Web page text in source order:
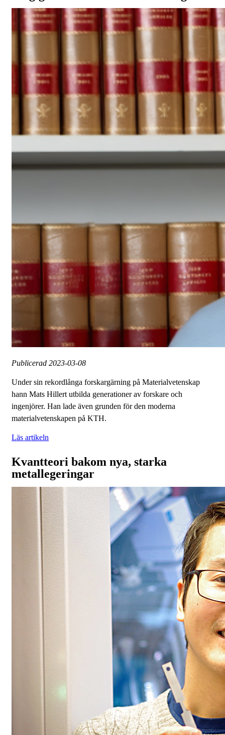
Publicerad 2023-03-08
Under sin rekordlånga forskargärning på Materialvetenskap
hann Mats Hillert utbilda generationer av forskare och
ingenjörer. Han lade även grunden för den moderna
materialvetenskapen på KTH.
Läs artikeln
Kvantteori bakom nya, starka
metallegeringar